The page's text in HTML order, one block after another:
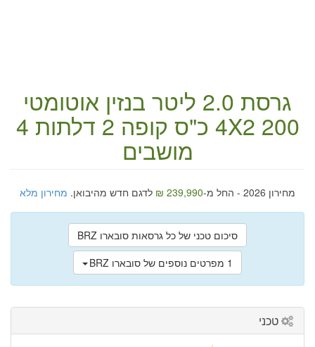
גרסת 2.0 ליטר בנזין אוטומטי
4X2 200 כ"ס קופה 4
מושבים
מחירון 2026 - החל מ- 239,990 ₪ לדגם חדש מהיבואן. מחירון מלא
סיכום טכני של כל גרסאות סובארו BRZ
1 מפרטים נוספים של סובארו BRZ
טכני